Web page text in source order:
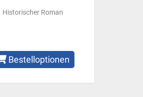
Historischer Roman
Bestelloptionen